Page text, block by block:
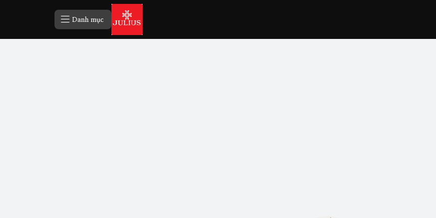
Danh mục